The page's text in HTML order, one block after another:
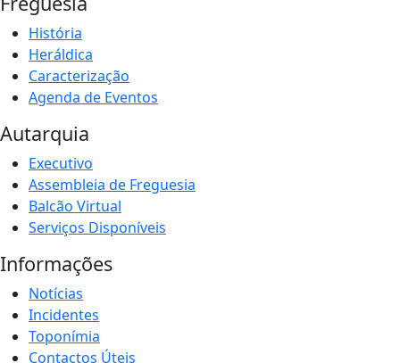
História
Heráldica
Caracterização
Agenda de Eventos
Autarquia
Executivo
Assembleia de Freguesia
Balcão Virtual
Serviços Disponíveis
Informações
Notícias
Incidentes
Toponímia
Contactos Úteis